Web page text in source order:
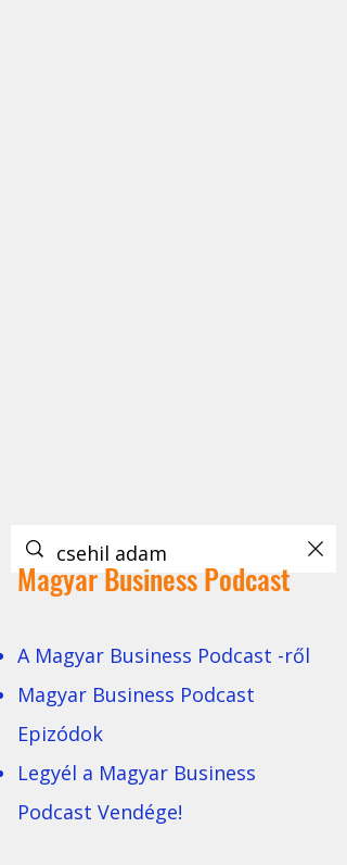
Magyar Business Podcast
A Magyar Business Podcast -ről
Magyar Business Podcast
Epizódok
Legyél a Magyar Business
Podcast Vendége!